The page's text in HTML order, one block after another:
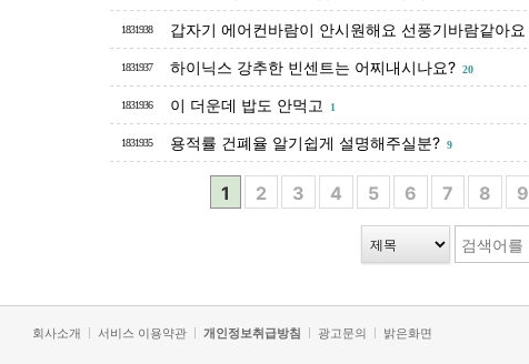
1831938 갑자기 에어컨바람이 안시원해요 선풍기바람같아요
1831937 하이닉스 강추한 빈센트는 어찌내시나요? 20
1831936 이 더운데 밥도 안먹고 1
1831935 용적률 건폐율 알기쉽게 설명해주실분? 9
1 2 3 4 5 6 7 8 9
정책 및 방침
회사소개 서비스 이용약관 개인정보취급방침 광고문의 밝은화면